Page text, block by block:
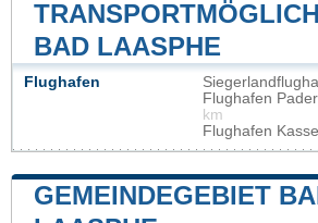
BAD LAASPHE
Flughafen
Flughafen
km
Flughafen
GEMEINDEGEBIET